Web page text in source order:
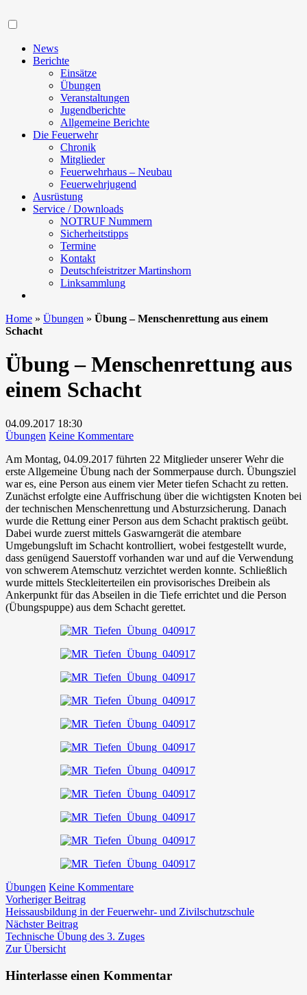
News
Berichte
Einsätze
Übungen
Veranstaltungen
Jugendberichte
Allgemeine Berichte
Die Feuerwehr
Chronik
Mitglieder
Feuerwehrhaus – Neubau
Feuerwehrjugend
Ausrüstung
Service / Downloads
NOTRUF Nummern
Sicherheitstipps
Termine
Kontakt
Deutschfeistritzer Martinshorn
Linksammlung
Home » Übungen » Übung – Menschenrettung aus einem
Schacht
Übung – Menschenrettung aus
einem Schacht
04.09.2017 18:30
Übungen Keine Kommentarezu
–
Menschenrettung
aus
einem
Schacht
Am Montag, 04.09.2017 führten 22 Mitglieder unserer Wehr die
erste Allgemeine Übung nach der Sommerpause durch. Übungsziel
war es, eine Person aus einem vier Meter tiefen Schacht zu retten.
Zunächst erfolgte eine Auffrischung über die wichtigsten Knoten bei
der technischen Menschenrettung und Absturzsicherung. Danach
wurde die Rettung einer Person aus dem Schacht praktisch geübt.
Dabei wurde zuerst mittels Gaswarngerät die atembare
Umgebungsluft im Schacht kontrolliert, wobei festgestellt wurde,
dass genügend Sauerstoff vorhanden war und auf die Verwendung
von schwerem Atemschutz verzichtet werden konnte. Schließlich
wurde mittels Steckleiterteilen ein provisorisches Dreibein als
Ankerpunkt für das Abseilen in die Tiefe errichtet und die Person
(Übungspuppe) aus dem Schacht gerettet.
Übungen Keine Kommentarezu
–
aus
Beitragsnavigation
Vorheriger BeitragVorheriger
Beitrag:
Heissausbildung in der Feuerwehr- und Zivilschutzschule
Nächster BeitragNächster
Beitrag:
Technische Übung des 3. Zuges
Zur Übersicht
Hinterlasse einen Kommentar